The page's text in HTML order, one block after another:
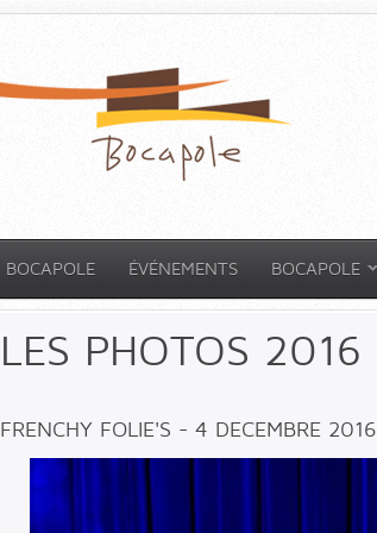
BOCAPOLE ÉVÉNEMENTS BOCAPOLE
LES PHOTOS 2016
FRENCHY FOLIE'S - 4 DECEMBRE 2016